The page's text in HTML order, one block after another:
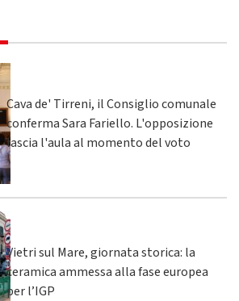
Cava de' Tirreni, il Consiglio comunale
conferma Sara Fariello. L'opposizione
lascia l'aula al momento del voto
Vietri sul Mare, giornata storica: la
ceramica ammessa alla fase europea
per l’IGP